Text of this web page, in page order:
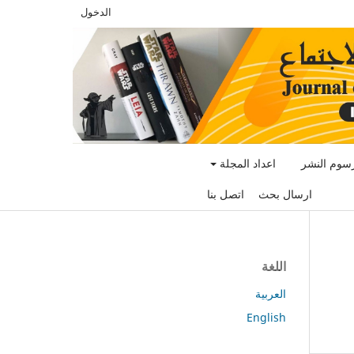
النشر اعداد المجلة
ارسال بحث اتصل بنا
الدخول
اللغة
العربية
English